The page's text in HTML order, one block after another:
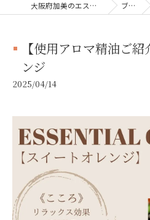
大阪府加美のエステならLUANA ブログ
【使用アロマ精油ご
ンジ
2025/04/14